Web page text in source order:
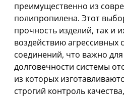
преимущественно из
полипропилена. Этот
прочность изделий, так и
воздействию агрессивных
соединений, что важно
долговечности системы
из которых
строгий контроль